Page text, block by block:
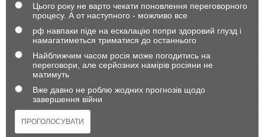
Цього року не варто чекати поновлення переговорного
процесу. А от наступного - можливо все
рф навпаки піде на ескалацію попри здоровий глузд і
намагатиметься триматися до останнього
Найближчим часом росія може погодитись на
переговори, але серйозних намірів росіяни не
матимуть
Вже давно не роблю жодних прогнозів щодо
завершення війни